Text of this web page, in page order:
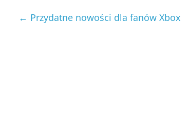
← Przydatne nowości dla fanów Xbox